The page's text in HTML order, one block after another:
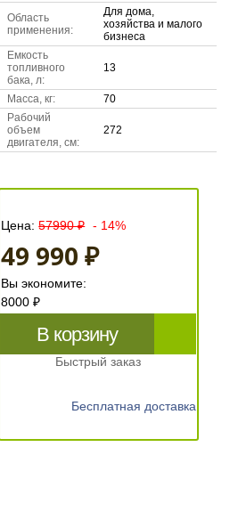
Область
применения:
Для дома,
хозяйства и малого
бизнеса
Емкость
топливного
бака, л:
13
Масса, кг:
70
Рабочий
объем
двигателя, см:
272
Цена: 57990 ₽ - 14%
49 990 ₽
Вы экономите:
8000 ₽
В корзину
Быстрый заказ
Бесплатная доставка